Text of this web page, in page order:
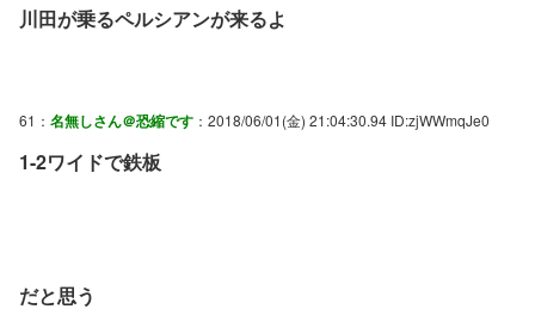
川田が乗るペルシアンが来るよ
61： 名無しさん＠恐縮です ：2018/06/01(金) 21:04:30.94 ID:zjWWmqJe0
1-2ワイドで鉄板
だと思う